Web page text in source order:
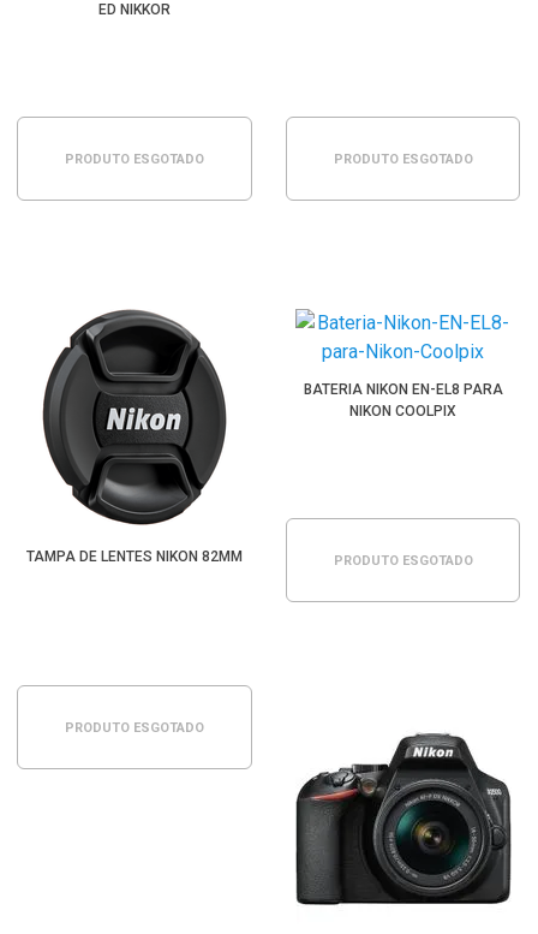
ED NIKKOR
PRODUTO ESGOTADO PRODUTO ESGOTADO
TAMPA DE LENTES NIKON 82MM
PRODUTO ESGOTADO
BATERIA NIKON EN-EL8 PARA
NIKON COOLPIX
PRODUTO ESGOTADO